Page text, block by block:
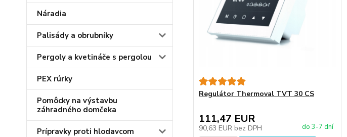
Náradia
Palisády a obrubníky
Pergoly a kvetináče s pergolou
PEX rúrky
Pomôcky na výstavbu
záhradného domčeka
Prípravky proti hlodavcom
Regulátor Thermoval TVT 30 CS
111,47 EUR
90,63 EUR bez DPH do 3-7 dní